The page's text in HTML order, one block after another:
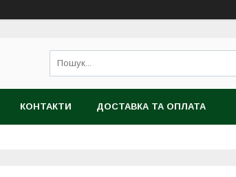
КОНТАКТИ ДОСТАВКА ТА ОПЛАТА